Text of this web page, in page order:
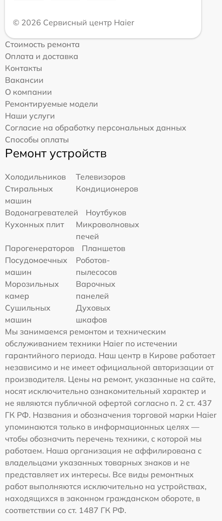
© 2026 Сервисный центр Haier
Стоимость ремонта
Оплата и доставка
Контакты
Вакансии
О компании
Ремонтируемые модели
Наши услуги
Согласие на обработку персональных данных
Способы оплаты
Ремонт устройств
Холодильников
Телевизоров
Стиральных
машин
Кондиционеров
Водонагревателей
Ноутбуков
Кухонных плит
Микроволновых
печей
Парогенераторов
Планшетов
Посудомоечных
машин
Роботов-
пылесосов
Морозильных
камер
Варочных
панелей
Сушильных
машин
Духовых
шкафов
Мы занимаемся ремонтом и техническим
обслуживанием техники Haier по истечении
гарантийного периода. Наш центр в Кирове работает
независимо и не имеет официальной авторизации от
производителя. Цены на ремонт, указанные на сайте,
носят исключительно ознакомительный характер и
не являются публичной офертой согласно п. 2 ст. 437
ГК РФ. Названия и обозначения торговой марки Haier
упоминаются только в информационных целях —
чтобы обозначить перечень техники, с которой мы
работаем. Наша организация не аффилирована с
владельцами указанных товарных знаков и не
представляет их интересы. Все виды ремонтных
работ выполняются исключительно на устройствах,
находящихся в законном гражданском обороте, в
соответствии со ст. 1487 ГК РФ.